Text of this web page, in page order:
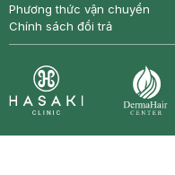
Phương thức vận chuyển
Chính sách đổi trả